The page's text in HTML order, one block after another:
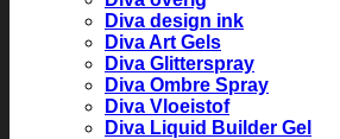
Diva design ink
Diva Art Gels
Diva Glitterspray
Diva Ombre Spray
Diva Vloeistof
Diva Liquid Builder Gel